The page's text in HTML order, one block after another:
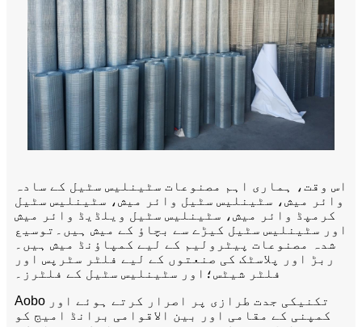
اس وقت، ہماری اہم مصنوعات سٹینلیس سٹیل کے سادہ
وائر میش، سٹینلیس سٹیل وائر میش، سٹینلیس سٹیل
کرمپڈ وائر میش، سٹینلیس سٹیل ویلڈیڈ وائر میش
اور سٹینلیس سٹیل کیڑے سے بچاؤ کے میش ہیں۔توسیع
شدہ مصنوعات پیٹرولیم کے لیے کمپاؤنڈ میش ہیں۔
ربڑ اور پلاسٹک کی صنعتوں کے لیے فلٹر سٹرپس اور
فلٹر شیٹس؛اور سٹینلیس سٹیل کے فلٹرز۔
Aobo تکنیکی جدت طرازی پر اصرار کرتے ہوئے اور
کمپنی کے مقامی اور بین الاقوامی برانڈ امیج کو